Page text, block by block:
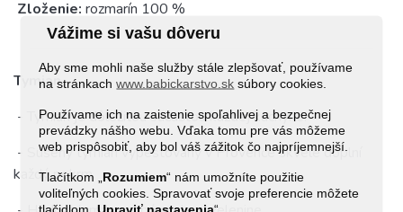
Vážime si vašu dôveru
Aby sme mohli naše služby stále zlepšovať, používame
na stránkachwww.babickarstvo.sk súbory cookies.
Používame ich na zaistenie spoľahlivej a bezpečnej
prevádzky nášho webu. Vďaka tomu pre vás môžeme
web prispôsobiť, aby bol váš zážitok čo najpríjemnejší.
Tlačítkom „ Rozumiem“ nám umožníte použitie
voliteľných cookies. Spravovať svoje preferencie môžete
tlačidlom „Upraviť nastavenia“.
Zloženie: rozmarín 100 %
Tymian
- Tymian je dôležitou súčasťou každej kuchyne.
- Sušený tymian vypestovaný v Provence skvele doplní
každý pokrm.